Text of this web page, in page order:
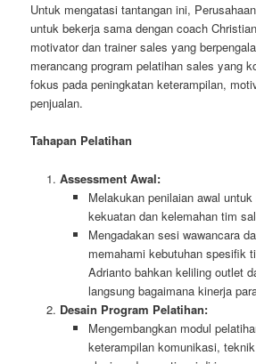
Untuk mengatasi tantangan ini,
untuk bekerja sama dengan coach
motivator dan trainer sales yang
merancang program pelatihan sales yang
fokus pada peningkatan keterampilan,
penjualan.
Tahapan Pelatihan
Assessment Awal:
Melakukan penilaian awal
kekuatan dan kelemahan tim
Mengadakan sesi wawancara
memahami kebutuhan spesifik
Adrianto bahkan keliling outlet
langsung bagaimana kinerja
Desain Program Pelatihan:
Mengembangkan modul
keterampilan komunikasi,